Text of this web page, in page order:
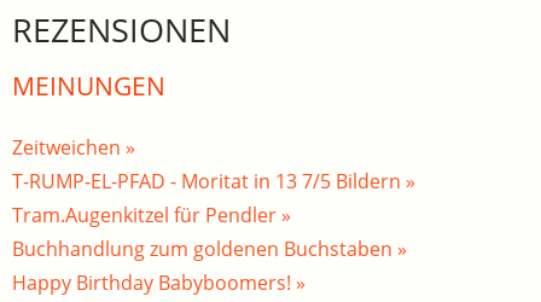
REZENSIONEN
MEINUNGEN
Zeitweichen »
T-RUMP-EL-PFAD - Moritat in 13 7/5 Bildern »
Tram.Augenkitzel für Pendler »
Buchhandlung zum goldenen Buchstaben »
Happy Birthday Babyboomers! »